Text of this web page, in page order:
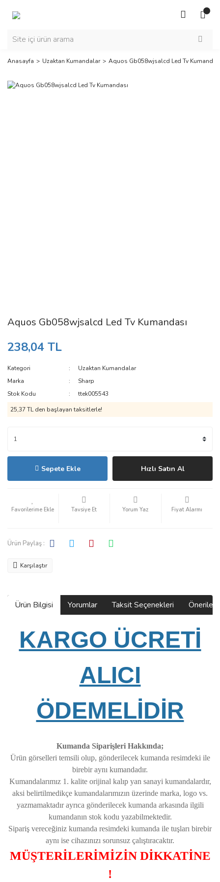
Anasayfa Uzaktan Kumandalar Aquos Gb058wjsalcd Led Tv
Aquos Gb058wjsalcd Led Tv Kumandası
238,04 TL
Kategori
Uzaktan Kumandalar
Marka
Sharp
Stok Kodu
ttek005543
25,37 TL den başlayan taksitlerle!
Sepete Ekle Hızlı Satın Al
Tavsiye Et Yorum Yaz Fiyat Alarmı
Ürün Paylaş :
Karşılaştır
Ürün Bilgisi Yorumlar Taksit Seçenekleri
KARGO ÜCRETİ
ALICI
ÖDEMELİDİR
Kumanda Siparişleri Hakkında;
Ürün görselleri temsili olup, gönderilecek kumanda resimdeki ile
birebir aynı kumandadır.
Kumandalarımız 1. kalite orijinal kalıp yan sanayi kumandalardır,
aksi belirtilmedikçe kumandalarımızın üzerinde marka, logo vs.
yazmamaktadır ayrıca gönderilecek kumanda arkasında ilgili
kumandanın stok kodu yazabilmektedir.
Sipariş vereceğiniz kumanda resimdeki kumanda ile tuşları birebir
aynı ise cihazınızı sorunsuz çalıştıracaktır.
MÜŞTERİLERİMİZİN DİKKATİNE
!